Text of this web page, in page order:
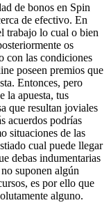
de bonos en Spin
de efectivo. En
trabajo lo cual o bien
os
con las condiciones
poseen premios que
Entonces, pero
la apuesta, tus
que resultan joviales
acuerdos podrías
situaciones de las
cual puede llegar
debas indumentarias
suponen algún
es por ello que
alguno.